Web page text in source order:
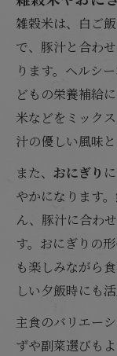
雑穀米は、白ご
で、豚汁と合わ
ります。ヘルシ
どもの栄養補給
米などをミック
汁の優しい風味と
また、 おにぎり
やかになります
ん、豚汁に合わ
す。おにぎりの
も楽しみながら
しい夕飯時にも活
主食のバリエー
ずや副菜選びも